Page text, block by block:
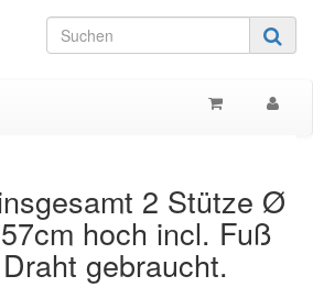
2 Stütze Ø
hoch incl. Fuß
gebraucht.